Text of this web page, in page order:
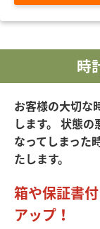
時
お客様の大切な
します。 状態の
なってしまった
たします。
箱や保証書
アップ！